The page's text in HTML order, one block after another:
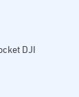
DJI